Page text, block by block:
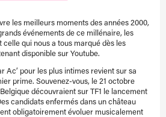
les meilleurs moments des années 2000,
événements de ce millénaire, les
qui nous a tous marqué dès les
disponible sur Youtube.
Ac’ pour les plus intimes revient sur sa
prime. Souvenez-vous, le 21 octobre
découvraient sur TF1 le lancement
candidats enfermés dans un château
obligatoirement évoluer musicalement